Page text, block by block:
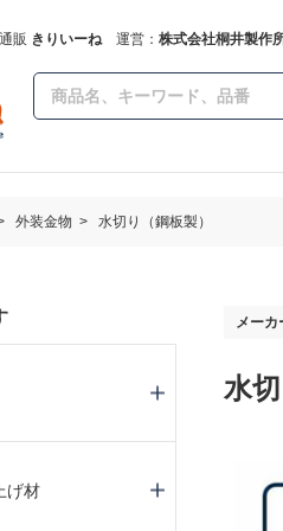
販 きりいーね運営： 株式会社桐井製作
外装金物 > 水切り（鋼板製）
メーカ
水
げ材